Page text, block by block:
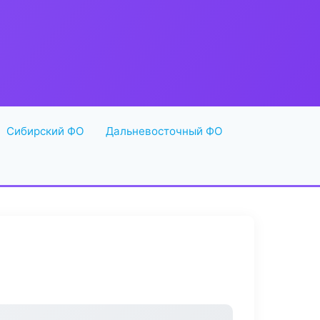
Сибирский ФО Дальневосточный ФО